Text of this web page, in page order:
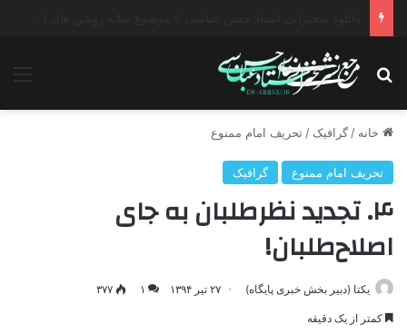
جستجو برای
خانه / گرافیک / تحریف امام ممنوع
تحریف امام ممنوع گرافیک
۴. تجدید نظرطلبان به جای
اصلاح‌طلبان!
یکتا (دبیر بخش خبری پایگاه) ۲۷ تیر ۱۳۹۴ ۱ ۳۷۷
کمتر از یک دقیقه